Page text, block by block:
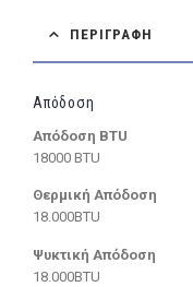
ΠΕΡΙΓΡΑΦΉ
Απόδοση
Απόδοση BTU
18000 BTU
Θερμική Απόδοση
18.000BTU
Ψυκτική Απόδοση
18.000BTU